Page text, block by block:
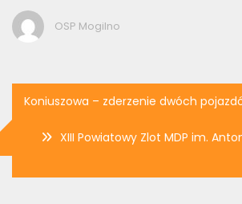
OSP Mogilno
Nawigacja
wpisu
Koniuszowa – zderzenie dwóch
XIII Powiatowy Zlot MDP im.